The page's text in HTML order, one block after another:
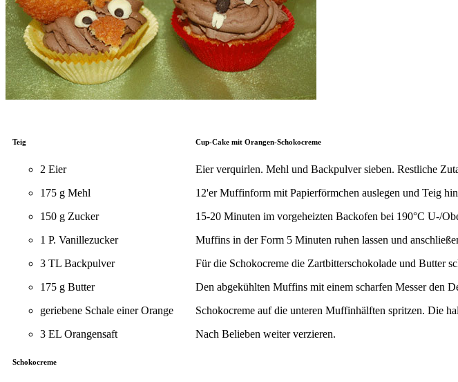
Teig
2 Eier
175 g Mehl
150 g Zucker
1 P. Vanillezucker
3 TL Backpulver
175 g Butter
geriebene Schale einer Orange
3 EL Orangensaft
Schokocreme
Cup-Cake mit Orangen-Schokocreme
Eier verquirlen. Mehl und Backpulver sieben. Restliche
12'er Muffinform mit Papierförmchen auslegen und Teig
15-20 Minuten im vorgeheizten Backofen bei 190°C U-/
Muffins in der Form 5 Minuten ruhen lassen und
Für die Schokocreme die Zartbitterschokolade und Butter
Den abgekühlten Muffins mit einem scharfen Messer den
Schokocreme auf die unteren Muffinhälften spritzen. Die
Nach Belieben weiter verzieren.